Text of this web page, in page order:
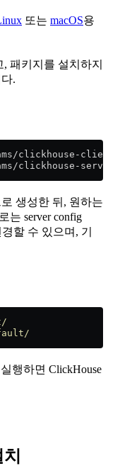
또는 macOS용
패키지를 설치하지
.
clickhouse-client
clickhouse-server
생성한 뒤, 원하는
는 server config
할 수 있으며, 기
행하면 ClickHouse